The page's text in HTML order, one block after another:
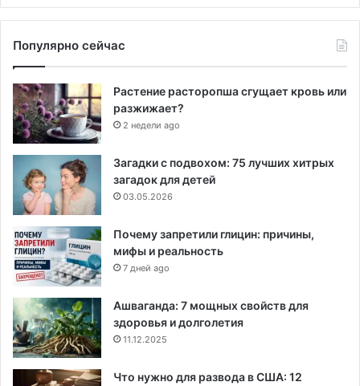
Популярно сейчас
Растение расторопша сгущает кровь или
разжижает?
2 недели ago
Загадки с подвохом: 75 лучших хитрых
загадок для детей
03.05.2026
Почему запретили глицин: причины,
мифы и реальность
7 дней ago
Ашваганда: 7 мощных свойств для
здоровья и долголетия
11.12.2025
Что нужно для развода в США: 12